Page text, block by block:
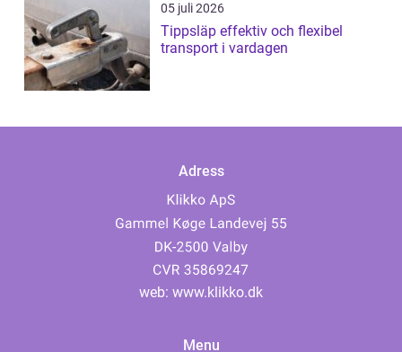
05 juli 2026
Tippsläp effektiv och flexibel
transport i vardagen
Adress
web: www.klikko.dk
Menu